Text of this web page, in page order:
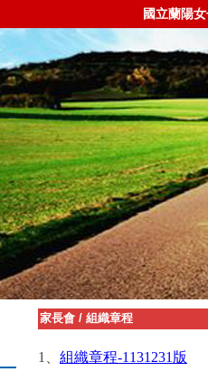
國立蘭陽
家長會 / 組織章程
1、 組織章程-1131231版